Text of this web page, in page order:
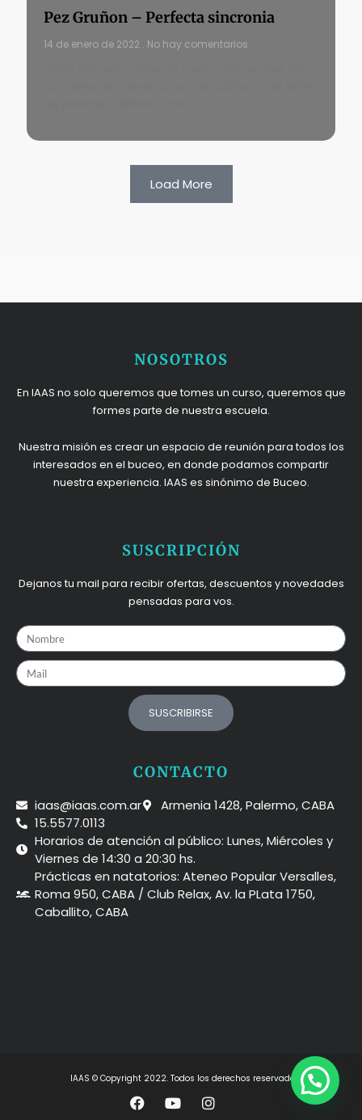
Pez Gruñon – Perfecta sincronia
14 de enero de 2022 No hay comentarios
Load More
NOSOTROS
En IAAS no solo queremos que tomes un curso, queremos que
formes parte de nuestra escuela.
Nuestra misión es crear un espacio de reunión para todos los
interesados en el buceo, en donde podamos compartir
nuestra experiencia. IAAS es sinónimo de Buceo.
SUSCRIPCIÓN
Dejanos tu mail para recibir ofertas, descuentos y novedades
pensadas para vos.
Nombre
Mail
SUSCRIBIRSE
CONTACTO
iaas@iaas.com.ar
Armenia 1428, Palermo, CABA
15.5577.0113
Horarios de atención al público: Lunes, Miércoles y
Viernes de 14:30 a 20:30 hs.
Prácticas en natatorios: Ateneo Popular Versalles,
Roma 950, CABA / Club Relax, Av. la PLata 1750,
Caballito, CABA
IAAS © Copyright 2022. Todos los derechos reservados
F
a
Y
o
I
n